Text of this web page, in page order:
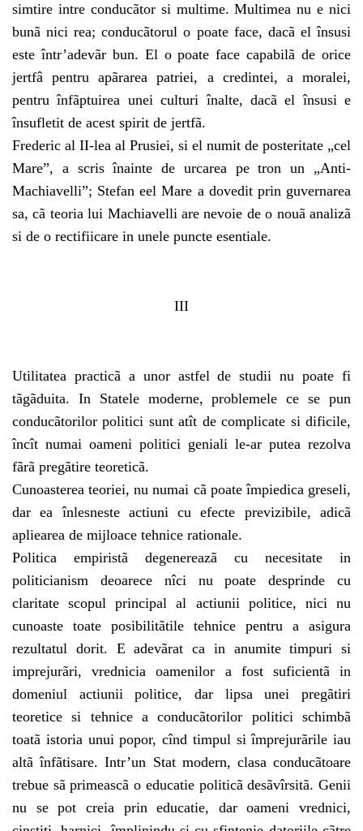
simtire intre conducãtor si multime. Multimea nu e nici
bunã nici rea; conducãtorul o poate face, dacã el însusi
este într’adevãr bun. El o poate face capabilã de orice
jertfâ pentru apãrarea patriei, a credintei, a moralei,
pentru înfãptuirea unei culturi înalte, dacã el însusi e
însufletit de acest spirit de jertfã.
Frederic al II-lea al Prusiei, si el numit de posteritate „cel
Mare”, a scris înainte de urcarea pe tron un „Anti-
Machiavelli”; Stefan eel Mare a dovedit prin guvernarea
sa, cã teoria lui Machiavelli are nevoie de o nouã analizã
si de o rectifiicare in unele puncte esentiale.
III
Utilitatea practicã a unor astfel de studii nu poate fi
tãgãduita. In Statele moderne, problemele ce se pun
conducãtorilor politici sunt atît de complicate si dificile,
încît numai oameni politici geniali le-ar putea rezolva
fãrã pregãtire teoreticã.
Cunoasterea teoriei, nu numai cã poate împiedica greseli,
dar ea înlesneste actiuni cu efecte previzibile, adicã
apliearea de mijloace tehnice rationale.
Politica empiristã degenereazã cu necesitate in
politicianism deoarece nîci nu poate desprinde cu
claritate scopul principal al actiunii politice, nici nu
cunoaste toate posibilitãtile tehnice pentru a asigura
rezultatul dorit. E adevãrat ca in anumite timpuri si
imprejurãri, vrednicia oamenilor a fost suficientã in
domeniul actiunii politice, dar lipsa unei pregãtiri
teoretice si tehnice a conducãtorilor politici schimbã
toatã istoria unui popor, cînd timpul si împrejurãrile iau
altã înfãtisare. Intr’un Stat modern, clasa conducãtoare
trebue sã primeascã o educatie politicã desãvîrsitã. Genii
nu se pot creia prin educatie, dar oameni vrednici,